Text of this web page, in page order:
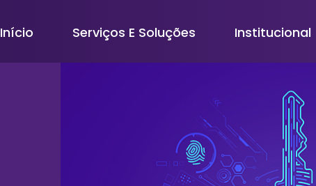
Início Serviços E Soluções Institucional